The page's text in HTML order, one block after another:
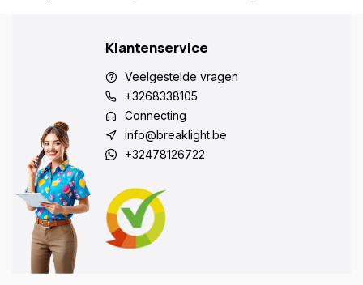
Klantenservice
Veelgestelde vragen
+3268338105
Connecting
info@breaklight.be
+32478126722